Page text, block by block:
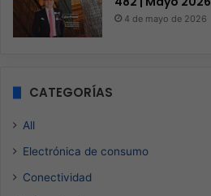
4 de mayo de 2026
CATEGORÍAS
All
Electrónica de consumo
Conectividad